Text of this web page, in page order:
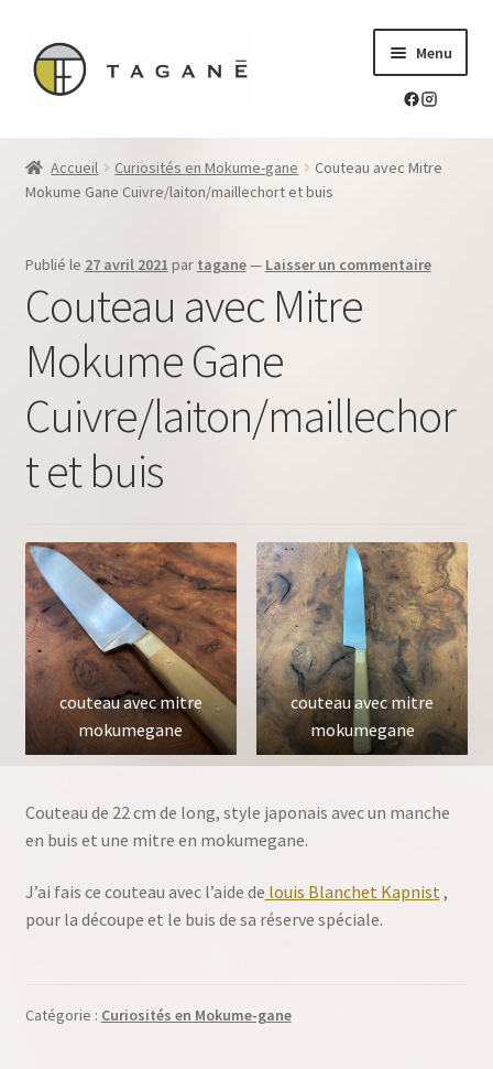
Aller
Aller
au
contenu
Menu
Le sur-mesure en mokume-gane
Mes réalisations
enfant
Blog Tagane
le
Boutique
Contact
Accueil Curiosités en Mokume-gane
Couteau avec Mitre
Mokume Gane Cuivre/laiton/maillechort et buis
Publié le 27 avril 2021 par tagane— Laisser un commentaire
Couteau avec Mitre
Mokume Gane
Cuivre/laiton/maillechor
t et buis
couteau avec mitre
mokumegane
couteau avec mitre
mokumegane
Couteau de 22 cm de long, style japonais avec un manche
en buis et une mitre en mokumegane.
J’ai fais ce couteau avec l’aide de louis Blanchet Kapnist,
pour la découpe et le buis de sa réserve spéciale.
Catégorie : Curiosités en Mokume-gane